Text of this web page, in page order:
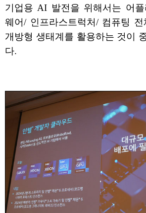
기업용 AI 발전을 위해서는 어플
웨어/ 인프라스트럭처/ 컴퓨팅 전
개방형 생태계를 활용하는 것이
다.